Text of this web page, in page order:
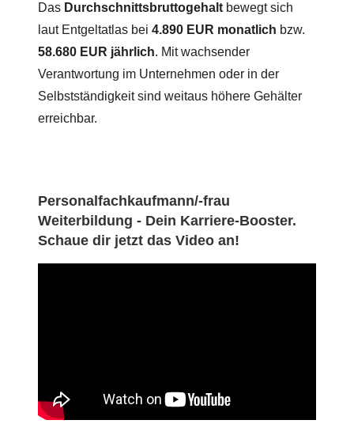
Das Durchschnittsbruttogehalt bewegt sich
laut Entgeltatlas bei 4.890 EUR monatlich bzw.
58.680 EUR jährlich. Mit wachsender
Verantwortung im Unternehmen oder in der
Selbstständigkeit sind weitaus höhere Gehälter
erreichbar.
Personalfachkaufmann/-frau
Weiterbildung - Dein Karriere-Booster.
Schaue dir jetzt das Video an!